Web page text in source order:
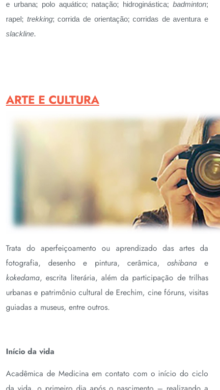
e urbana; polo aquático; natação; hidroginástica; badminton;
rapel; trekking; corrida de orientação; corridas de aventura e
slackline.
ARTE E CULTURA
Trata do aperfeiçoamento ou aprendizado das artes da
fotografia, desenho e pintura, cerâmica, oshibanae
kokedama, escrita literária, além da participação de trilhas
urbanas e patrimônio cultural de Erechim, cine fóruns, visitas
guiadas a museus, entre outros.
Início da vida
Acadêmica de Medicina em contato com o início do ciclo